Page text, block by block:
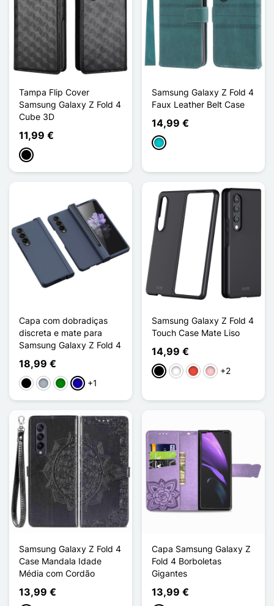
Tampa Flip Cover
Samsung Galaxy Z Fold 4
Cube 3D
11,99 €
Preto
Samsung Galaxy Z Fold 4
Faux Leather Belt Case
14,99 €
Turquesa
Capa com dobradiças
discreta e mate para
Samsung Galaxy Z Fold 4
18,99 €
PretoCinzento
VerdeAzul Escuro
+1
Samsung Galaxy Z Fold 4
Touch Case Mate Liso
14,99 €
PretoBrancoVermelho
Rosa+2
Samsung Galaxy Z Fold 4
Case Mandala Idade
Média com Cordão
13,99 €
Capa Samsung Galaxy Z
Fold 4 Borboletas
Gigantes
13,99 €